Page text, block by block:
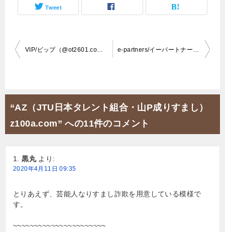
Tweet
投
ビ
ゲ
ー
ョ
VIP/ビップ（@ot2601.com）は偽者ホストも登場する詐欺出会い系！ e-partners/イーパートナーズ（CPC Co）は出会えない詐欺SNSとの評判！
“AZ（JTU日本タレント組合・山P成りすまし）
z100a.com” への11件のコメント
黒丸 より:
2020年4月11日 09:35
とりあえず、芸能人なりすまし詐欺を用意している模様で
す。
~~~~~~~~~~~~~~~~~~~~~~